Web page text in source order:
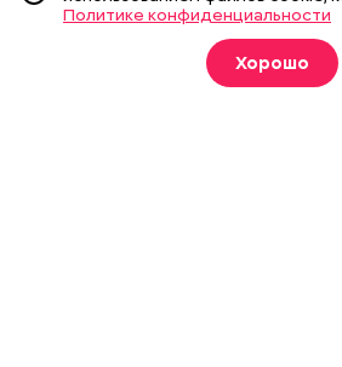
Издание создано при финансовой
средств массовой информации и
На сайте применяются
(информационные технологии
Политике конфиденциальности
Хорошо